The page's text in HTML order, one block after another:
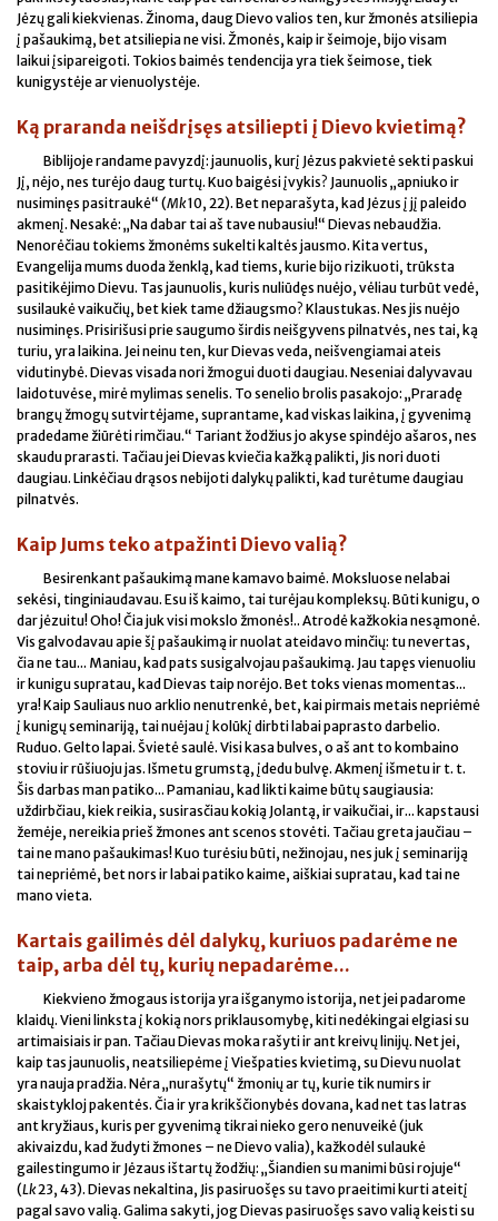
Jėzų gali kiekvienas. Žinoma, daug Dievo valios ten, kur žmonės atsiliepia
į pašaukimą, bet atsiliepia ne visi. Žmonės, kaip ir šeimoje, bijo visam
laikui įsipareigoti. Tokios baimės tendencija yra tiek šeimose, tiek
kunigystėje ar vienuolystėje.
Ką praranda neišdrįsęs atsiliepti į Dievo kvietimą?
Biblijoje randame pavyzdį: jaunuolis, kurį Jėzus pakvietė sekti paskui
Jį, nėjo, nes turėjo daug turtų. Kuo baigėsi įvykis? Jaunuolis „apniuko ir
nusiminęs pasitraukė“ (Mk10, 22). Bet neparašyta, kad Jėzus į jį paleido
akmenį. Nesakė: „Na dabar tai aš tave nubausiu!“ Dievas nebaudžia.
Nenorėčiau tokiems žmonėms sukelti kaltės jausmo. Kita vertus,
Evangelija mums duoda ženklą, kad tiems, kurie bijo rizikuoti, trūksta
pasitikėjimo Dievu. Tas jaunuolis, kuris nuliūdęs nuėjo, vėliau turbūt vedė,
susilaukė vaikučių, bet kiek tame džiaugsmo? Klaustukas. Nes jis nuėjo
nusiminęs. Prisirišusi prie saugumo širdis neišgyvens pilnatvės, nes tai, ką
turiu, yra laikina. Jei neinu ten, kur Dievas veda, neišvengiamai ateis
vidutinybė. Dievas visada nori žmogui duoti daugiau. Neseniai dalyvavau
laidotuvėse, mirė mylimas senelis. To senelio brolis pasakojo: „Praradę
brangų žmogų sutvirtėjame, suprantame, kad viskas laikina, į gyvenimą
pradedame žiūrėti rimčiau.“ Tariant žodžius jo akyse spindėjo ašaros, nes
skaudu prarasti. Tačiau jei Dievas kviečia kažką palikti, Jis nori duoti
daugiau. Linkėčiau drąsos nebijoti dalykų palikti, kad turėtume daugiau
pilnatvės.
Kaip Jums teko atpažinti Dievo valią?
Besirenkant pašaukimą mane kamavo baimė. Moksluose nelabai
sekėsi, tinginiaudavau. Esu iš kaimo, tai turėjau kompleksų. Būti kunigu, o
dar jėzuitu! Oho! Čia juk visi mokslo žmonės!.. Atrodė kažkokia nesąmonė.
Vis galvodavau apie šį pašaukimą ir nuolat ateidavo minčių: tu nevertas,
čia ne tau... Maniau, kad pats susigalvojau pašaukimą. Jau tapęs vienuoliu
ir kunigu supratau, kad Dievas taip norėjo. Bet toks vienas momentas...
yra! Kaip Sauliaus nuo arklio nenutrenkė, bet, kai pirmais metais nepriėmė
į kunigų seminariją, tai nuėjau į kolūkį dirbti labai paprasto darbelio.
Ruduo. Gelto lapai. Švietė saulė. Visi kasa bulves, o aš ant to kombaino
stoviu ir rūšiuoju jas. Išmetu grumstą, įdedu bulvę. Akmenį išmetu ir t. t.
Šis darbas man patiko... Pamaniau, kad likti kaime būtų saugiausia:
uždirbčiau, kiek reikia, susirasčiau kokią Jolantą, ir vaikučiai, ir... kapstausi
žemėje, nereikia prieš žmones ant scenos stovėti. Tačiau greta jaučiau –
tai ne mano pašaukimas! Kuo turėsiu būti, nežinojau, nes juk į seminariją
tai nepriėmė, bet nors ir labai patiko kaime, aiškiai supratau, kad tai ne
mano vieta.
Kartais gailimės dėl dalykų, kuriuos padarėme ne
taip, arba dėl tų, kurių nepadarėme...
Kiekvieno žmogaus istorija yra išganymo istorija, net jei padarome
klaidų. Vieni linksta į kokią nors priklausomybę, kiti nedėkingai elgiasi su
artimaisiais ir pan. Tačiau Dievas moka rašyti ir ant kreivų linijų. Net jei,
kaip tas jaunuolis, neatsiliepėme į Viešpaties kvietimą, su Dievu nuolat
yra nauja pradžia. Nėra „nurašytų“ žmonių ar tų, kurie tik numirs ir
skaistykloj pakentės. Čia ir yra krikščionybės dovana, kad net tas latras
ant kryžiaus, kuris per gyvenimą tikrai nieko gero nenuveikė (juk
akivaizdu, kad žudyti žmones – ne Dievo valia), kažkodėl sulaukė
gailestingumo ir Jėzaus ištartų žodžių: „Šiandien su manimi būsi rojuje“
(Lk23, 43). Dievas nekaltina, Jis pasiruošęs su tavo praeitimi kurti ateitį
pagal savo valią. Galima sakyti, jog Dievas pasiruošęs savo valią keisti su